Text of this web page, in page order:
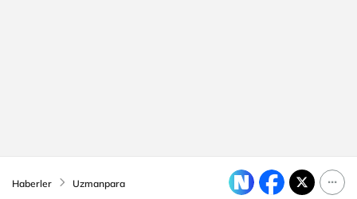
Haberler Uzmanpara